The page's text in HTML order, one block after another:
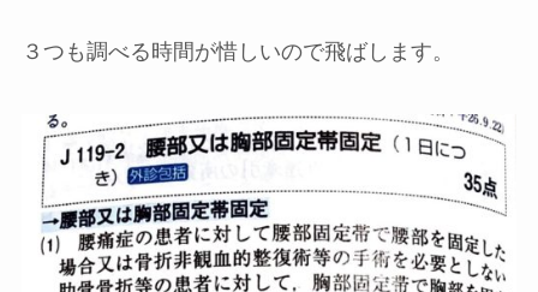
３つも調べる時間が惜しいので飛ばします。